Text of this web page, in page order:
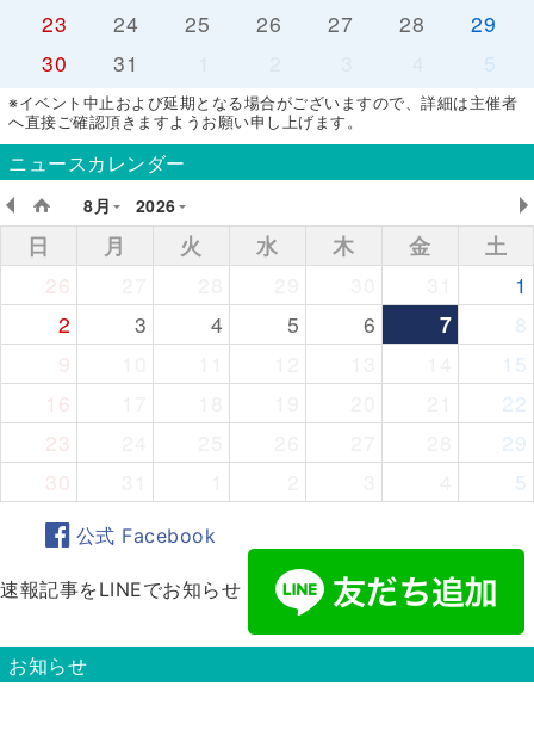
23
24 25 26 27 28
29
30
31 5
※イベント中止および延期となる場合がございますので、詳細は主催者
へ直接ご確認頂きますようお願い申し上げます。
ニュースカレンダー
8月
2026
日 月 火 水 木 金
土
26
1
2
3 4 5 6 7
8
9
15
16
22
23
29
30
5
公式 Facebook
速報記事をLINEでお知らせ
お知らせ